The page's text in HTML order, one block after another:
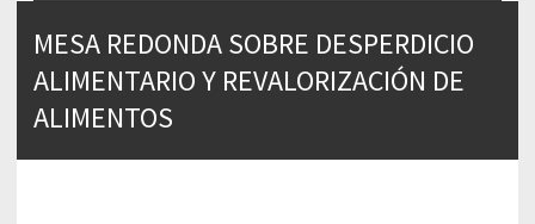
MESA REDONDA SOBRE DESPERDICIO
ALIMENTARIO Y REVALORIZACIÓN DE
ALIMENTOS